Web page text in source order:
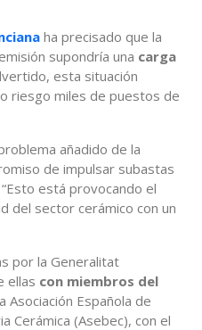
ha precisado que la
supondría una carga
esta situación
riesgo miles de puestos de
añadido de la
de impulsar subastas
está provocando el
del sector cerámico con un
por la Generalitat
ellas con miembros del
Asociación Española de
Cerámica (Asebec), con el